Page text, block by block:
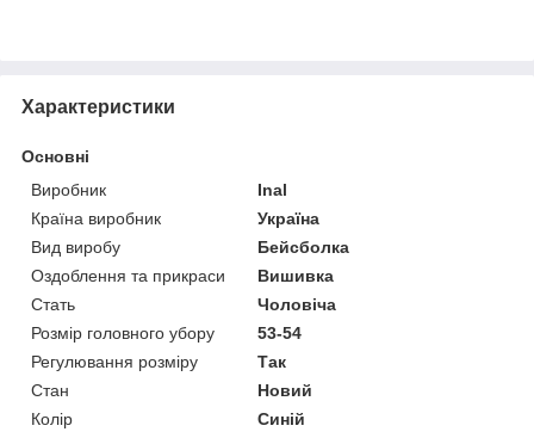
Характеристики
Основні
Виробник
Inal
Країна виробник
Україна
Вид виробу
Бейсболка
Оздоблення та прикраси
Вишивка
Стать
Чоловіча
Розмір головного убору
53-54
Регулювання розміру
Так
Стан
Новий
Колір
Синій